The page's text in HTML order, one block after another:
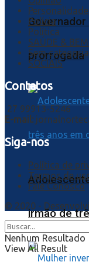
prorrogada
irmão de
Polícia
Política
SAÚDE &
Sem categoria
SOCIAIS
Contatos
27 99913-5246
E-mail:
Siga-nos
Política de
Termos de
Fale Conosco
© 2020 -
Nenhum Resultado
View All Result